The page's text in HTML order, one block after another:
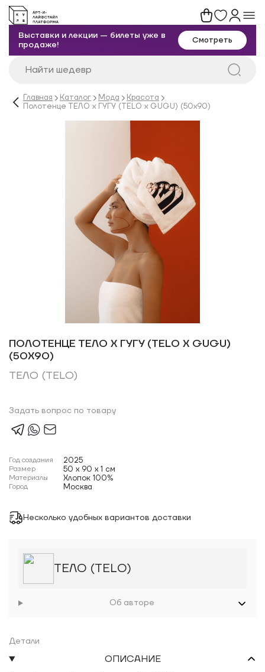
Выставки и лекции — билеты уже в
продаже!
Смотреть
Главная Каталог Мода
Красота
Полотенце ТЕЛО х ГУГУ (TELO x GUGU) (50х90)
ПОЛОТЕНЦЕ ТЕЛО Х ГУГУ (TELO X GUGU)
(50Х90)
ТЕЛО (TELO)
Задать вопрос по товару
Год создания 2025
Размер 50 x 90 x 1 см
Материалы Хлопок 100%
Город Москва
Несколько удобных вариантов доставки
ТЕЛО (TELO)
Об авторе
Детали
ОПИСАНИЕ